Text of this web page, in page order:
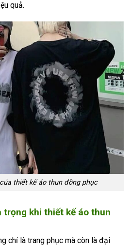
quả.
thiết kế áo thun đồng phục
trọng khi thiết kế áo thun
chỉ là trang phục mà còn là đại